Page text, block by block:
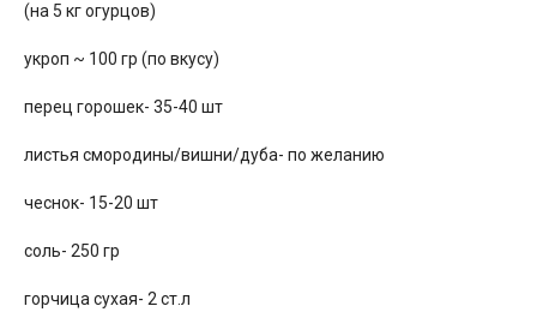
(на 5 кг огурцов)
укроп ~ 100 гр (по вкусу)
перец горошек- 35-40 шт
листья смородины/вишни/дуба- по желанию
чеснок- 15-20 шт
соль- 250 гр
горчица сухая- 2 ст.л